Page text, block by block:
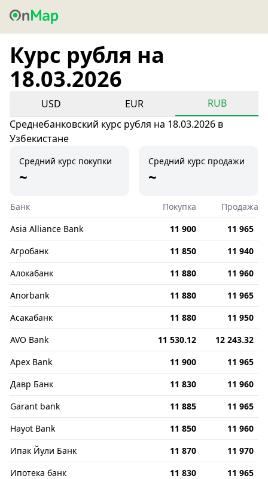
Курс рубля на
18.03.2026
USD EUR
RUB
Среднебанковский курс рубля на 18.03.2026 в
Узбекистане
Средний курс покупки
~
Средний курс продажи
~
Банк Покупка
Продажа
Asia Alliance Bank
11 900
11 965
Агробанк
11 850
11 940
Алокабанк
11 880
11 960
Anorbank
11 880
11 965
Асакабанк
11 880
11 950
AVO Bank
11 530.12
12 243.32
Apex Bank
11 900
11 965
Давр Банк
11 830
11 960
Garant bank
11 885
11 965
Hayot Bank
11 850
11 960
Ипак Йули Банк
11 870
11 970
Ипотека банк
11 830
11 965